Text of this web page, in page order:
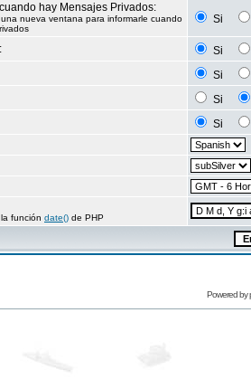
hay Mensajes Privados:
nueva ventana para informarle cuando
Si
Si
Si
Si
Si
función date() de PHP
Powered by